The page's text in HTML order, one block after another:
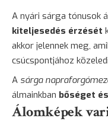
A nyári sárga tónusok
kiteljesedés érzését
akkor jelennek meg,
csúcspontjához
A sárga
álmainkban bőséget
Álomképek